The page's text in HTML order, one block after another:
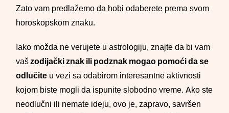
Zato vam predlažemo da hobi odaberete prema svom
horoskopskom znaku.
Iako možda ne verujete u astrologiju, znajte da bi vam
vašzodijački znak ili podznak mogao pomoći da se
odlučite u vezi sa odabirom interesantne aktivnosti
kojom biste mogli da ispunite slobodno vreme. Ako ste
neodlučni ili nemate ideju, ovo je, zapravo, savršen